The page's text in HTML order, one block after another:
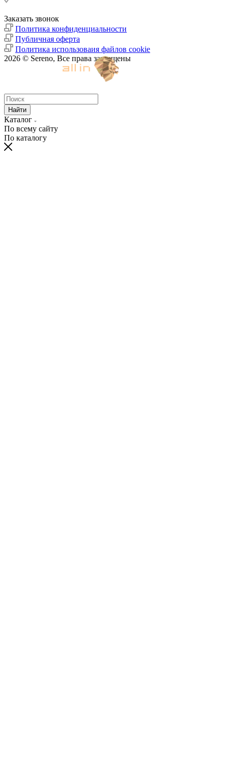
Заказать звонок
Политика конфиденциальности
Публичная оферта
Политика использоваия файлов cookie
2026 © Sereno, Все права защищены
Найти
Каталог
По всему сайту
По каталогу